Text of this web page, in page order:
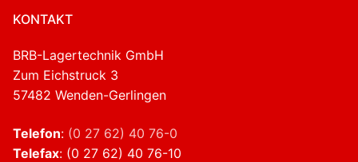
KONTAKT
BRB-Lagertechnik GmbH
Zum Eichstruck 3
57482 Wenden-Gerlingen
Telefon: (0 27 62) 40 76-0
Telefax: (0 27 62) 40 76-10